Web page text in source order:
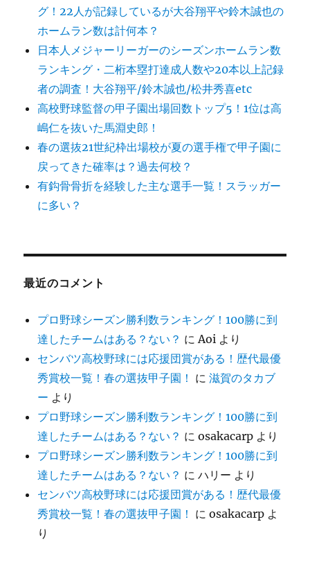
グ！22人が記録しているが大谷翔平や鈴木誠也の
ホームラン数は計何本？
日本人メジャーリーガーのシーズンホームラン数
ランキング・二桁本塁打達成人数や20本以上記録
者の調査！大谷翔平/鈴木誠也/松井秀喜etc
高校野球監督の甲子園出場回数トップ5！1位は高
嶋仁を抜いた馬淵史郎！
春の選抜21世紀枠出場校が夏の選手権で甲子園に
戻ってきた確率は？過去何校？
有鈎骨骨折を経験した主な選手一覧！スラッガー
に多い？
最近のコメント
プロ野球シーズン勝利数ランキング！100勝に到
達したチームはある？ない？ にAoi より
センバツ高校野球には応援団賞がある！歴代最優
秀賞校一覧！春の選抜甲子園！ に滋賀のタカブ
ー より
プロ野球シーズン勝利数ランキング！100勝に到
達したチームはある？ない？ にosakacarp より
プロ野球シーズン勝利数ランキング！100勝に到
達したチームはある？ない？ にハリー より
センバツ高校野球には応援団賞がある！歴代最優
秀賞校一覧！春の選抜甲子園！ にosakacarp よ
り